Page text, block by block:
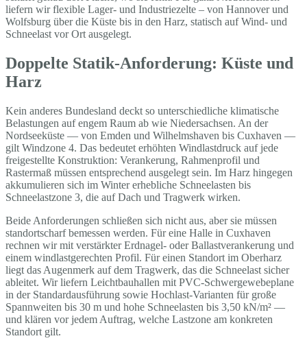
liefern wir flexible Lager- und Industriezelte – von Hannover und
Wolfsburg über die Küste bis in den Harz, statisch auf Wind- und
Schneelast vor Ort ausgelegt.
Doppelte Statik-Anforderung: Küste und
Harz
Kein anderes Bundesland deckt so unterschiedliche klimatische
Belastungen auf engem Raum ab wie Niedersachsen. An der
Nordseeküste — von Emden und Wilhelmshaven bis Cuxhaven —
gilt Windzone 4. Das bedeutet erhöhten Windlastdruck auf jede
freigestellte Konstruktion: Verankerung, Rahmenprofil und
Rastermaß müssen entsprechend ausgelegt sein. Im Harz hingegen
akkumulieren sich im Winter erhebliche Schneelasten bis
Schneelastzone 3, die auf Dach und Tragwerk wirken.
Beide Anforderungen schließen sich nicht aus, aber sie müssen
standortscharf bemessen werden. Für eine Halle in Cuxhaven
rechnen wir mit verstärkter Erdnagel- oder Ballastverankerung und
einem windlastgerechten Profil. Für einen Standort im Oberharz
liegt das Augenmerk auf dem Tragwerk, das die Schneelast sicher
ableitet. Wir liefern Leichtbauhallen mit PVC-Schwergewebeplane
in der Standardausführung sowie Hochlast-Varianten für große
Spannweiten bis 30 m und hohe Schneelasten bis 3,50 kN/m² —
und klären vor jedem Auftrag, welche Lastzone am konkreten
Standort gilt.